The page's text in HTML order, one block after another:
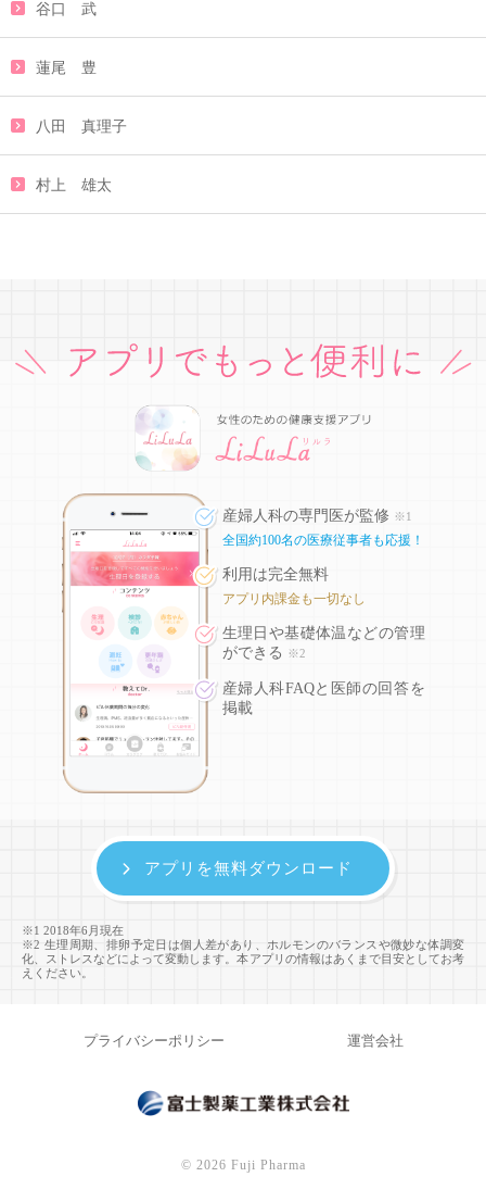
谷口 武
蓮尾 豊
八田 真理子
村上 雄太
産婦人科の専門医が監修 ※1
全国約100名の医療従事者も応援！
利用は完全無料
アプリ内課金も一切なし
生理日や基礎体温などの管理
ができる
※2
産婦人科FAQと医師の回答を
掲載
※1 2018年6月現在
※2 生理周期、排卵予定日は個人差があり、ホルモンのバランスや微妙な体調変
化、ストレスなどによって変動します。本アプリの情報はあくまで目安としてお考
えください。
アプリを無料ダウンロード
プライバシーポリシー 運営会社
© 2026 Fuji Pharma